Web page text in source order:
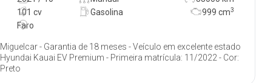
101 cv
Gasolina 999 cm3
Faro
Miguelcar - Garantia de 18 meses - Veículo em excelente estado
Hyundai Kauai EV Premium - Primeira matrícula: 11/2022 - Cor:
Preto